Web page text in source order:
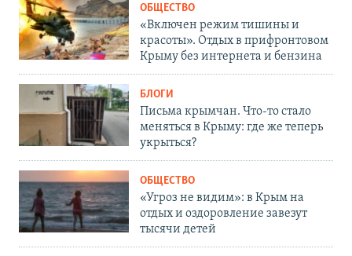
ОБЩЕСТВО
«Включен режим тишины и
красоты». Отдых в прифронтовом
Крыму без интернета и бензина
БЛОГИ
Письма крымчан. Что-то стало
меняться в Крыму: где же теперь
укрыться?
ОБЩЕСТВО
«Угроз не видим»: в Крым на
отдых и оздоровление завезут
тысячи детей